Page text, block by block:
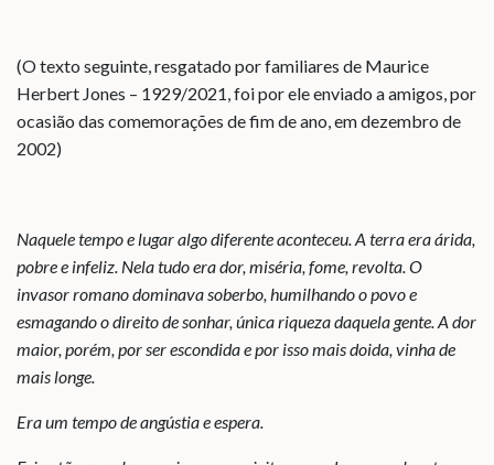
(O texto seguinte, resgatado por familiares de Maurice
Herbert Jones – 1929/2021, foi por ele enviado a amigos, por
ocasião das comemorações de fim de ano, em dezembro de
2002)
Naquele tempo e lugar algo diferente aconteceu. A terra era árida,
pobre e infeliz. Nela tudo era dor, miséria, fome, revolta. O
invasor romano dominava soberbo, humilhando o povo e
esmagando o direito de sonhar, única riqueza daquela gente. A dor
maior, porém, por ser escondida e por isso mais doida, vinha de
mais longe.
Era um tempo de angústia e espera.